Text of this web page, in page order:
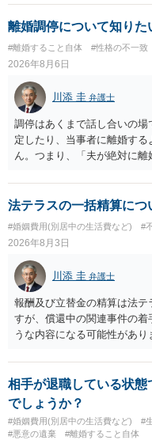
離婚調停について知りた
#離婚すること自体 #性格の不一致
2026年8月6日
川添 圭 弁護士
調停はあくまで話し合いの
定したり、当事者に離婚す
ん。つまり、「夫が絶対に
きません。 調停段階での離
になるような条件提示をす
をいえば、夫から「この条
条件を全部丸呑みする、とい
だ、離婚訴訟をしたくないと
足下を見られてしまいますの
に抵抗する可能性が高いので
離婚訴訟で離婚原因を主張
も少なくありません。見通し
よいと思います。
法テラスの一括精算につ
#婚姻費用(別居中の生活費など) #
2026年8月3日
川添 圭 弁護士
報酬及び立替金の精算は法テ
すが、償還中の関連事件の着
うな内容になる可能性があ
情によって対応が違います
実です。
相手が退職している状
でしょうか？
#婚姻費用(別居中の生活費など) #
#悪意の遺棄
#離婚すること自体